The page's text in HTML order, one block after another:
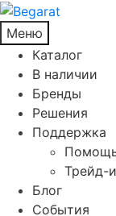
Меню
Каталог
В наличии
Бренды
Решения
Поддержка
Трейд-
Блог
События